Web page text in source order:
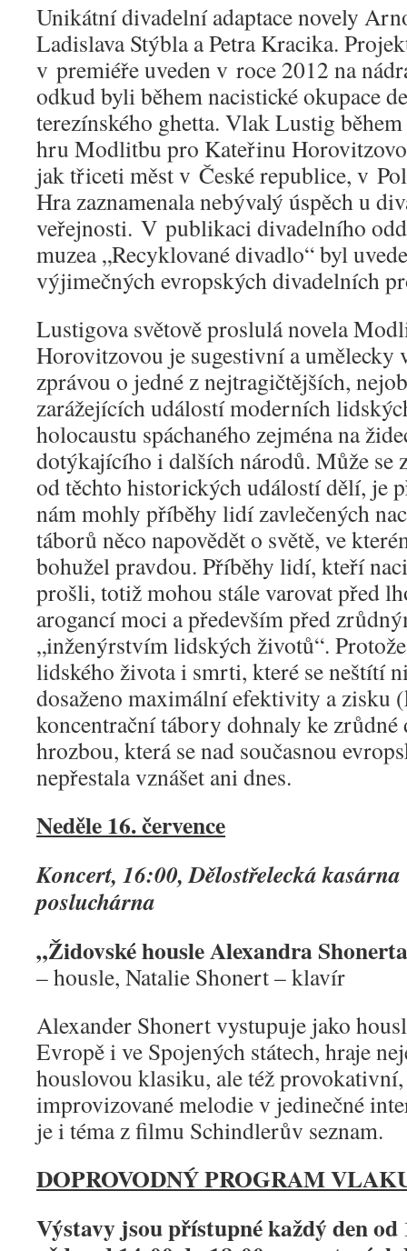
Unikátní divadelní adaptace novely
Ladislava Stýbla a Petra Kracika.
v premiéře uveden v roce 2012 na
odkud byli během nacistické okupace
terezínského ghetta. Vlak Lustig
hru Modlitbu pro Kateřinu
jak třiceti měst v České republice, v
Hra zaznamenala nebývalý úspěch u
veřejnosti. V publikaci divadelního
muzea „Recyklované divadlo“ byl
výjimečných evropských divadelních
Lustigova světově proslulá novela
Horovitzovou je sugestivní a umělecky
zprávou o jedné z nejtragičtějších,
zarážejících událostí moderních
holocaustu spáchaného zejména na
dotýkajícího i dalších národů. Může se
od těchto historických událostí dělí, je
nám mohly příběhy lidí zavlečených
táborů něco napovědět o světě, ve
bohužel pravdou. Příběhy lidí, kteří
prošli, totiž mohou stále varovat před
arogancí moci a především před
„inženýrstvím lidských životů“.
lidského života i smrti, které se neštítí
dosaženo maximální efektivity a zisku
koncentrační tábory dohnaly ke
hrozbou, která se nad současnou
nepřestala vznášet ani dnes.
Neděle 16. července
Koncert, 16:00, Dělostřelecká
posluchárna
„Židovské housle Alexandra
– housle, Natalie Shonert – klavír
Alexander Shonert vystupuje jako
Evropě i ve Spojených státech, hraje
houslovou klasiku, ale též
improvizované melodie v jedinečné
je i téma z filmu Schindlerův seznam.
DOPROVODNÝ PROGRAM
Výstavy jsou přístupné každý den od